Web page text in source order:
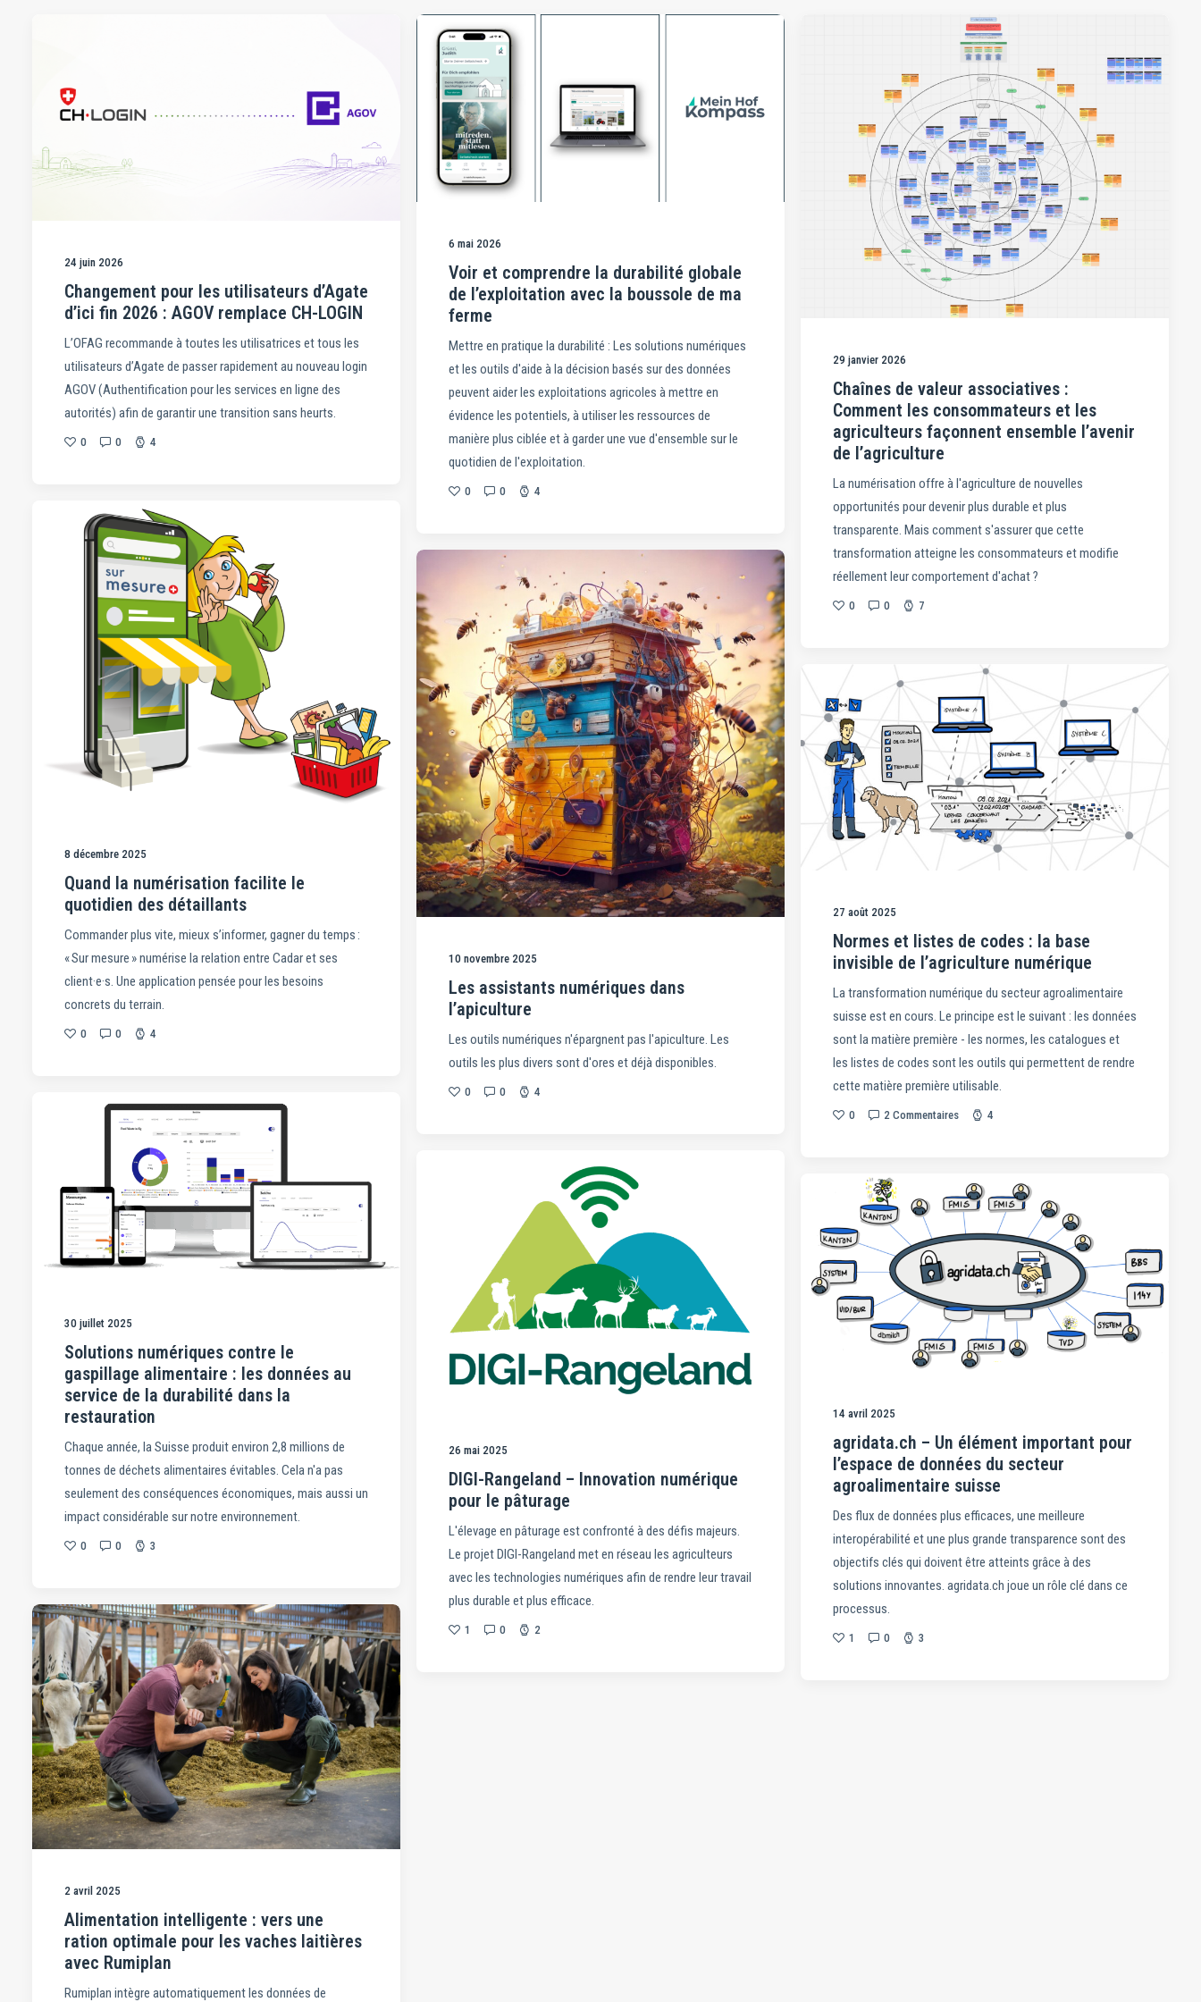
24 juin 2026
Changement pour les utilisateurs d’Agate
d’ici fin 2026 : AGOV remplace CH-LOGIN
L’OFAG recommande à toutes les utilisatrices et tous les
utilisateurs d’Agate de passer rapidement au nouveau login
AGOV (Authentification pour les services en ligne des
autorités) afin de garantir une transition sans heurts.
0 0 4
6 mai 2026
Voir et comprendre la durabilité globale
de l’exploitation avec la boussole de ma
ferme
Mettre en pratique la durabilité : Les solutions numériques
et les outils d'aide à la décision basés sur des données
peuvent aider les exploitations agricoles à mettre en
évidence les potentiels, à utiliser les ressources de
manière plus ciblée et à garder une vue d'ensemble sur le
quotidien de l'exploitation.
0 0 4
29 janvier 2026
Chaînes de valeur associatives :
Comment les consommateurs et les
agriculteurs façonnent ensemble l’avenir
de l’agriculture
La numérisation offre à l'agriculture de nouvelles
opportunités pour devenir plus durable et plus
transparente. Mais comment s'assurer que cette
transformation atteigne les consommateurs et modifie
réellement leur comportement d'achat ?
0 0 7
8 décembre 2025
Quand la numérisation facilite le
quotidien des détaillants
Commander plus vite, mieux s’informer, gagner du temps :
« Sur mesure » numérise la relation entre Cadar et ses
client·e·s. Une application pensée pour les besoins
concrets du terrain.
0 0 4
10 novembre 2025
Les assistants numériques dans
l’apiculture
Les outils numériques n'épargnent pas l'apiculture. Les
outils les plus divers sont d'ores et déjà disponibles.
0 0 4
27 août 2025
Normes et listes de codes : la base
invisible de l’agriculture numérique
La transformation numérique du secteur agroalimentaire
suisse est en cours. Le principe est le suivant : les données
sont la matière première - les normes, les catalogues et
les listes de codes sont les outils qui permettent de rendre
cette matière première utilisable.
0 2 Commentaires 4
30 juillet 2025
Solutions numériques contre le
gaspillage alimentaire : les données au
service de la durabilité dans la
restauration
Chaque année, la Suisse produit environ 2,8 millions de
tonnes de déchets alimentaires évitables. Cela n'a pas
seulement des conséquences économiques, mais aussi un
impact considérable sur notre environnement.
0 0 3
26 mai 2025
DIGI-Rangeland – Innovation numérique
pour le pâturage
L'élevage en pâturage est confronté à des défis majeurs.
Le projet DIGI-Rangeland met en réseau les agriculteurs
avec les technologies numériques afin de rendre leur travail
plus durable et plus efficace.
1 0 2
14 avril 2025
agridata.ch – Un élément important pour
l’espace de données du secteur
agroalimentaire suisse
Des flux de données plus efficaces, une meilleure
interopérabilité et une plus grande transparence sont des
objectifs clés qui doivent être atteints grâce à des
solutions innovantes. agridata.ch joue un rôle clé dans ce
processus.
1 0 3
2 avril 2025
Alimentation intelligente : vers une
ration optimale pour les vaches laitières
avec Rumiplan
Rumiplan intègre automatiquement les données de